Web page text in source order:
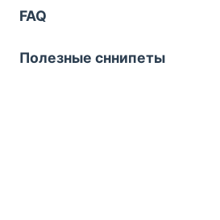
FAQ
Полезные сннипеты